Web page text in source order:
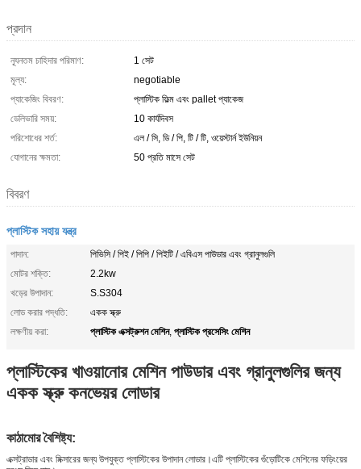
প্রদান
ন্যূনতম চাহিদার পরিমাণ:
1 সেট
মূল্য:
negotiable
প্যাকেজিং বিবরণ:
প্লাস্টিক ফিল্ম এবং pallet প্যাকেজ
ডেলিভারি সময়:
10 কার্যদিবস
পরিশোধের শর্ত:
এল / সি, ডি / পি, টি / টি, ওয়েস্টার্ন ইউনিয়ন
যোগানের ক্ষমতা:
50 প্রতি মাসে সেট
বিবরণ
প্লাস্টিক সহায় যন্ত্র
পাদান:
পিভিসি / পিই / পিপি / পিইটি / এবিএস পাউডার এবং গ্রানুলগুলি
মোটর শক্তি:
2.2kw
খড়ের উপাদান:
S.S304
লোড করার পদ্ধতি:
একক স্ক্রু
লক্ষণীয় করা:
প্লাস্টিক এক্সট্রুশন মেশিন, প্লাস্টিক প্রসেসিং মেশিন
প্লাস্টিকের খাওয়ানোর মেশিন পাউডার এবং গ্রানুলগুলির জন্য
একক স্ক্রু কনভেয়র লোডার
কাঠামোর বৈশিষ্ট্য:
এক্সট্রাডার এবং মিক্সারের জন্য উপযুক্ত প্লাস্টিকের উপাদান লোডার।এটি প্লাস্টিকের গুঁড়োটিকে মেশিনের ফড়িংয়ের